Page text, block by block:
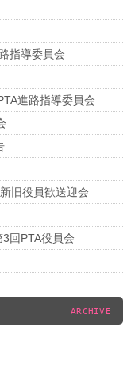
指導委員会
進路指導委員会
旧役員歓送迎会
3回PTA役員会
ARCHIVE